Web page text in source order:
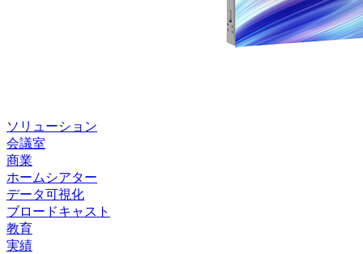
ソリューション
会議室
商業
ホームシアター
データ可視化
ブロードキャスト
教育
実績